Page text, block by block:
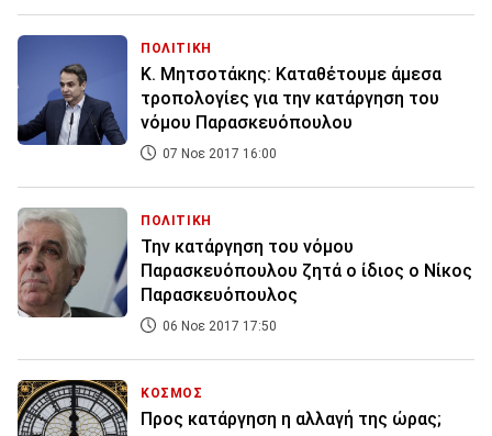
ΠΟΛΙΤΙΚΗ
Κ. Μητσοτάκης: Καταθέτουμε άμεσα
τροπολογίες για την κατάργηση του
νόμου Παρασκευόπουλου
07 Νοε 2017 16:00
ΠΟΛΙΤΙΚΗ
Την κατάργηση του νόμου
Παρασκευόπουλου ζητά ο ίδιος ο Νίκος
Παρασκευόπουλος
06 Νοε 2017 17:50
ΚΟΣΜΟΣ
Προς κατάργηση η αλλαγή της ώρας;